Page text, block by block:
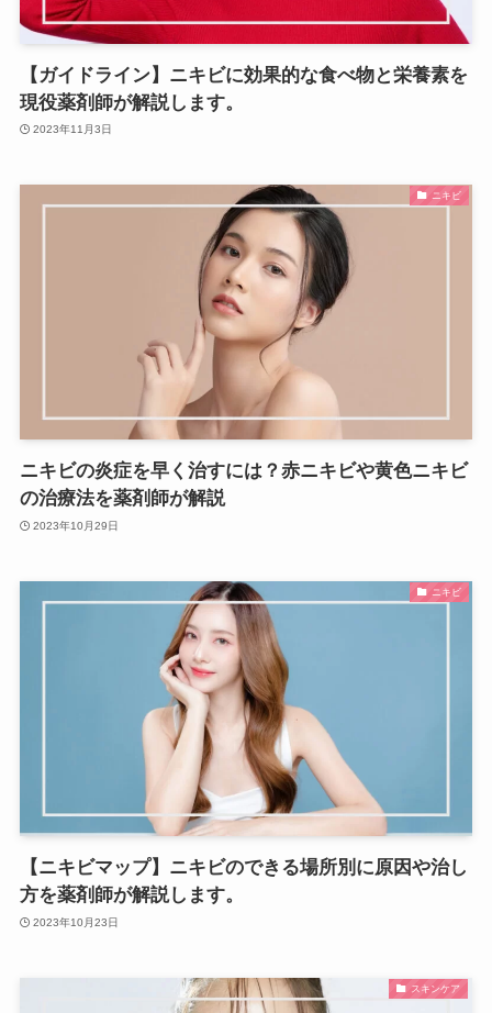
【ガイドライン】ニキビに効果的な食べ物と栄養素を
現役薬剤師が解説します。
2023年11月3日
ニキビ
ニキビの炎症を早く治すには？赤ニキビや黄色ニキビ
の治療法を薬剤師が解説
2023年10月29日
ニキビ
【ニキビマップ】ニキビのできる場所別に原因や治し
方を薬剤師が解説します。
2023年10月23日
スキンケア